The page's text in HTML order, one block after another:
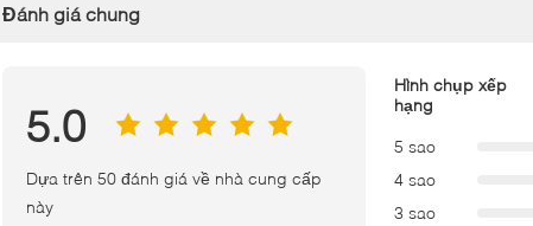
Đánh giá chung
5.0
Dựa trên 50 đánh giá về nhà cung cấp
này
Hình chụp xếp
hạng
5 sao
4 sao
3 sao